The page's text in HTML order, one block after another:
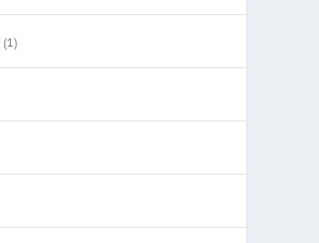
(1)